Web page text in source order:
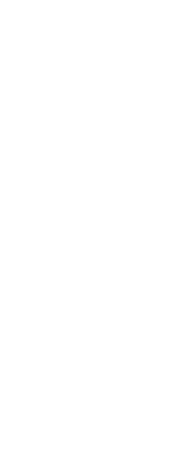
no local,
prática para